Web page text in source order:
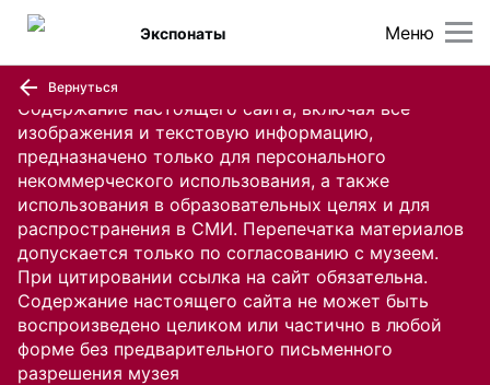
Содержание настоящего сайта, включая все
изображения и текстовую информацию,
предназначено только для персонального
некоммерческого использования, а также
использования в образовательных целях и для
распространения в СМИ. Перепечатка материалов
допускается только по согласованию с музеем.
При цитировании ссылка на сайт обязательна.
Содержание настоящего сайта не может быть
воспроизведено целиком или частично в любой
форме без предварительного письменного
разрешения музея
Меню
Экспонаты
Вернуться